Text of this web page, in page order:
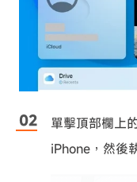
單擊頂部欄上
iPhone，然後